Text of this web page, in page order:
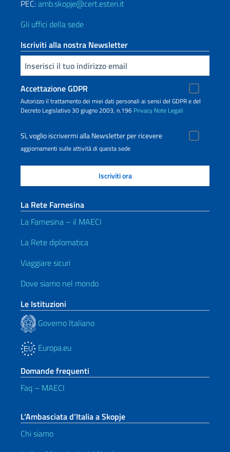
PEC:amb.skopje@cert.esteri.it
Gli uffici della sede
Iscriviti alla nostra Newsletter
Inserisci la tua email
Accettazione GDPR
Autorizzo il trattamento dei miei dati personali ai sensi del GDPR e del
Decreto Legislativo 30 giugno 2003, n.196 Privacy Note Legali
Sì, voglio iscrivermi alla Newsletter per ricevere
aggiornamenti sulle attività di questa sede
La Rete Farnesina
La Farnesina – il MAECI
La Rete diplomatica
Viaggiare sicuri
Dove siamo nel mondo
Le Istituzioni
Governo Italiano
Europa.eu
Domande frequenti
Faq – MAECI
L’Ambasciata d’Italia a Skopje
Chi siamo